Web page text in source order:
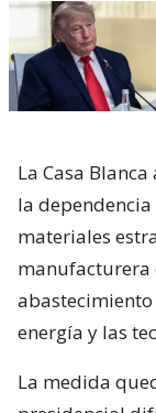
La Casa
la
materiales
manufacturera
energía y las
La medida